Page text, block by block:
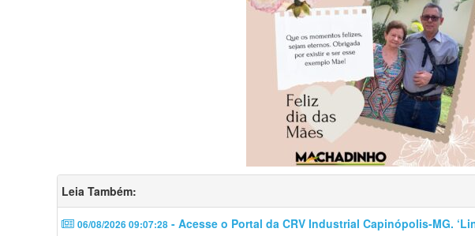
Leia Também:
06/08/2026 09:07:28 - Acesse o Portal da CRV Industrial Capinópolis-MG.